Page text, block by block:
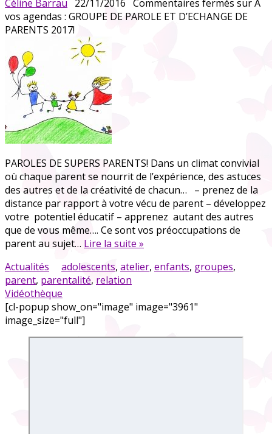
Céline Barrau 22/11/2016 Commentaires fermés sur A
vos agendas : GROUPE DE PAROLE ET D’ECHANGE DE
PARENTS 2017!
PAROLES DE SUPERS PARENTS! Dans un climat convivial
où chaque parent se nourrit de l’expérience, des astuces
des autres et de la créativité de chacun… – prenez de la
distance par rapport à votre vécu de parent – développez
votre potentiel éducatif – apprenez autant des autres
que de vous même…. Ce sont vos préoccupations de
parent au sujet… Lire la suite »
Actualités
adolescents, atelier, enfants, groupes,
parent, parentalité, relation
Vidéothèque
[cl-popup show_on="image" image="3961"
image_size="full"]